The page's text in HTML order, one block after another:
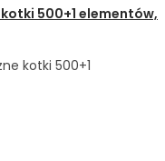
500+1 elementów,
kotki 500+1